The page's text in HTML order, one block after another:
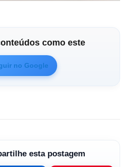
como este
no Google
esta postagem